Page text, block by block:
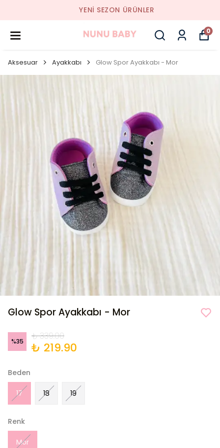
YENI SEZON ÜRÜNLER
0
Aksesuar Ayakkabı Glow Spor Ayakkabı - Mor
Glow Spor Ayakkabı - Mor
%35 ₺ 339.00
₺ 219.90
Beden
17 18 19
Renk
Mor